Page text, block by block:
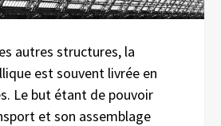
autres structures, la
est souvent livrée en
Le but étant de pouvoir
et son assemblage